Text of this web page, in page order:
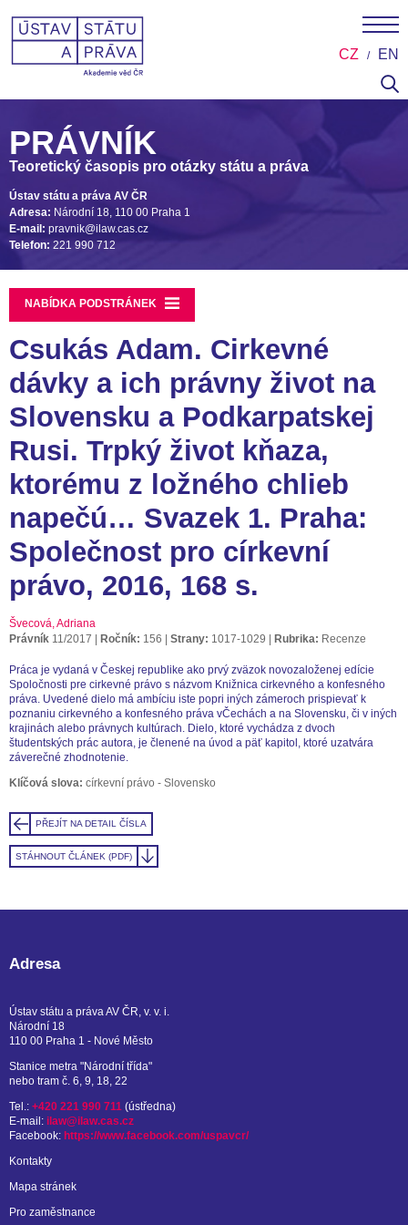
CZ EN
PRÁVNÍK
Teoretický časopis pro otázky státu a práva
Ústav státu a práva AV ČR
Adresa: Národní 18, 110 00 Praha 1
E-mail: pravnik@ilaw.cas.cz
Telefon: 221 990 712
NABÍDKA PODSTRÁNEK
Csukás Adam. Cirkevné
dávky a ich právny život na
Slovensku a Podkarpatskej
Rusi. Trpký život kňaza,
ktorému z ložného chlieb
napečú… Svazek 1. Praha:
Společnost pro církevní
právo, 2016, 168 s.
Švecová, Adriana
Právník 11/2017 Ročník: 156 Strany: 1017-1029 Rubrika: Recenze
Práca je vydaná v Českej republike ako prvý zväzok novozaloženej edície
Spoločnosti pre cirkevné právo s názvom Knižnica cirkevného a konfesného
práva. Uvedené dielo má ambíciu iste popri iných zámeroch prispievať k
poznaniu cirkevného a konfesného práva vČechách a na Slovensku, či v iných
krajinách alebo právnych kultúrach. Dielo, ktoré vychádza z dvoch
študentských prác autora, je členené na úvod a päť kapitol, ktoré uzatvára
záverečné zhodnotenie.
Klíčová slova: církevní právo - Slovensko
PŘEJÍT NA DETAIL ČÍSLA
STÁHNOUT ČLÁNEK (PDF)
Adresa
Ústav státu a práva AV ČR, v. v. i.
Národní 18
110 00 Praha 1 - Nové Město
Stanice metra "Národní třída"
nebo tram č. 6, 9, 18, 22
Tel.: +420 221 990 711 (ústředna)
E-mail: ilaw@ilaw.cas.cz
Facebook: https://www.facebook.com/uspavcr/
Kontakty
Mapa stránek
Pro zaměstnance